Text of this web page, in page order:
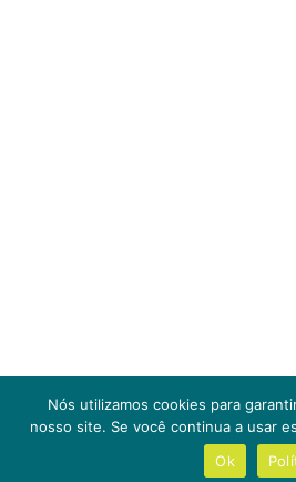
Nós utilizamos cookies para
nosso site. Se você continua a usar
Ok